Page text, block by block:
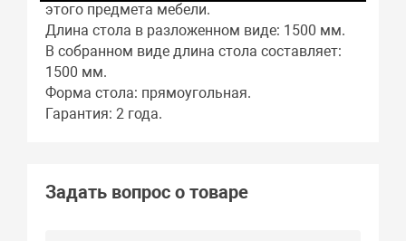
этого предмета мебели.
Длина стола в разложенном виде: 1500 мм.
В собранном виде длина стола составляет:
1500 мм.
Форма стола: прямоугольная.
Гарантия: 2 года.
Задать вопрос о товаре